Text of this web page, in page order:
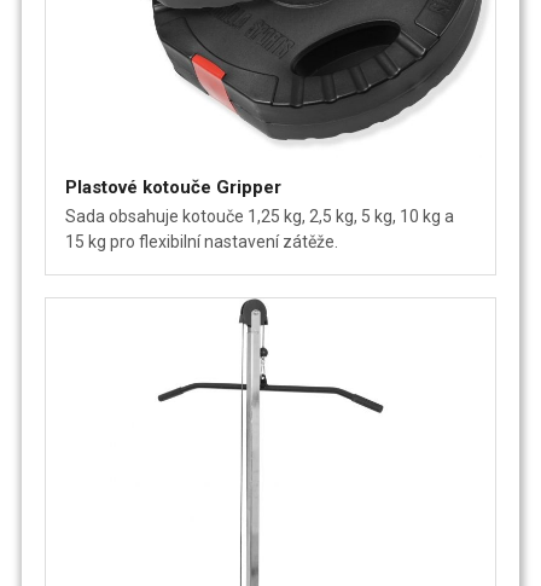
Plastové kotouče Gripper
Sada obsahuje kotouče 1,25 kg, 2,5 kg, 5 kg, 10 kg a
15 kg pro flexibilní nastavení zátěže.